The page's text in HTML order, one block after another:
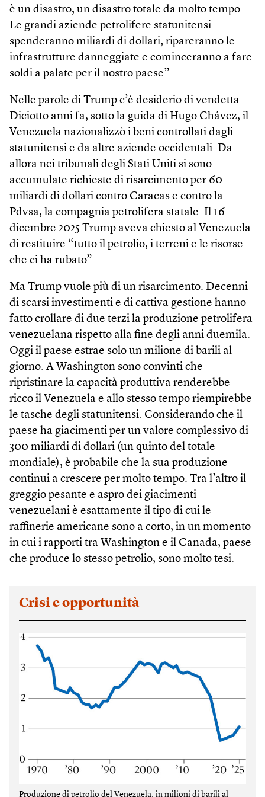
è un disastro, un disastro totale da molto tempo.
Le grandi aziende petrolifere statunitensi
spenderanno miliardi di dollari, ripareranno le
infrastrutture danneggiate e cominceranno a fare
soldi a palate per il nostro paese”.
Nelle parole di Trump c’è desiderio di vendetta.
Diciotto anni fa, sotto la guida di Hugo Chávez, il
Venezuela nazionalizzò i beni controllati dagli
statunitensi e da altre aziende occidentali. Da
allora nei tribunali degli Stati Uniti si sono
accumulate richieste di risarcimento per 60
miliardi di dollari contro Caracas e contro la
Pdvsa, la compagnia petrolifera statale. Il 16
dicembre 2025 Trump aveva chiesto al Venezuela
di restituire “tutto il petrolio, i terreni e le risorse
che ci ha rubato”.
Ma Trump vuole più di un risarcimento. Decenni
di scarsi investimenti e di cattiva gestione hanno
fatto crollare di due terzi la produzione petrolifera
venezuelana rispetto alla fine degli anni duemila.
Oggi il paese estrae solo un milione di barili al
giorno. A Washington sono convinti che
ripristinare la capacità produttiva renderebbe
ricco il Venezuela e allo stesso tempo riempirebbe
le tasche degli statunitensi. Considerando che il
paese ha giacimenti per un valore complessivo di
300 miliardi di dollari (un quinto del totale
mondiale), è probabile che la sua produzione
continui a crescere per molto tempo. Tra l’altro il
greggio pesante e aspro dei giacimenti
venezuelani è esattamente il tipo di cui le
raffinerie americane sono a corto, in un momento
in cui i rapporti tra Washington e il Canada, paese
che produce lo stesso petrolio, sono molto tesi.
Crisi e opportunità
Produzione di petrolio del Venezuela, in milioni di barili al